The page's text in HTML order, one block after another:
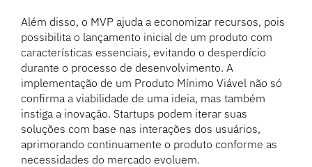
Além disso, o MVP ajuda a economizar recursos, pois
possibilita o lançamento inicial de um produto com
características essenciais, evitando o desperdício
durante o processo de desenvolvimento. A
implementação de um Produto Mínimo Viável não só
confirma a viabilidade de uma ideia, mas também
instiga a inovação. Startups podem iterar suas
soluções com base nas interações dos usuários,
aprimorando continuamente o produto conforme as
necessidades do mercado evoluem.